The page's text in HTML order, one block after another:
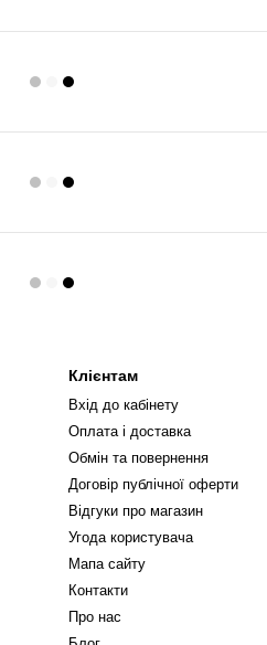
Клієнтам
Вхід до кабінету
Оплата і доставка
Обмін та повернення
Договір публічної оферти
Відгуки про магазин
Угода користувача
Мапа сайту
Контакти
Про нас